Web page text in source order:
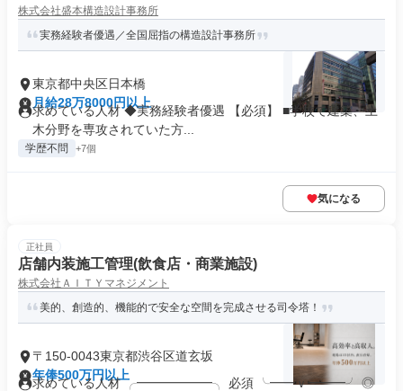
株式会社盛本構造設計事務所
実務経験者優遇／全国屈指の構造設計事務所
東京都中央区日本橋
月給28万8000円以上
求めている人材 ◆実務経験者優遇 【必須】 ■学校で建築、土
木分野を専攻されていた方...
学歴不問 +7個
気になる
正社員
店舗内装施工管理(飲食店・商業施設)
株式会社ＡＩＴＹマネジメント
美的、創造的、機能的で安全な空間を完成させる司令塔！
〒150-0043東京都渋谷区道玄坂
年俸500万円以上
求めている人材 ╭━━━━━━╮ 必須 ╰━━ｖ━━━╯ ◎